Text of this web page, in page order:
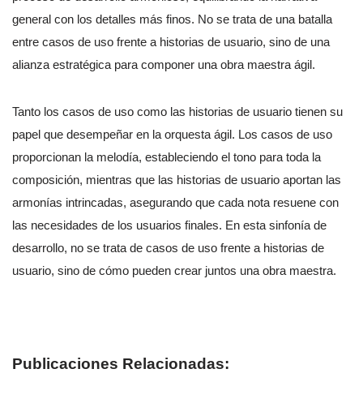
general con los detalles más finos. No se trata de una batalla
entre casos de uso frente a historias de usuario, sino de una
alianza estratégica para componer una obra maestra ágil.
Tanto los casos de uso como las historias de usuario tienen su
papel que desempeñar en la orquesta ágil. Los casos de uso
proporcionan la melodía, estableciendo el tono para toda la
composición, mientras que las historias de usuario aportan las
armonías intrincadas, asegurando que cada nota resuene con
las necesidades de los usuarios finales. En esta sinfonía de
desarrollo, no se trata de casos de uso frente a historias de
usuario, sino de cómo pueden crear juntos una obra maestra.
Publicaciones Relacionadas: